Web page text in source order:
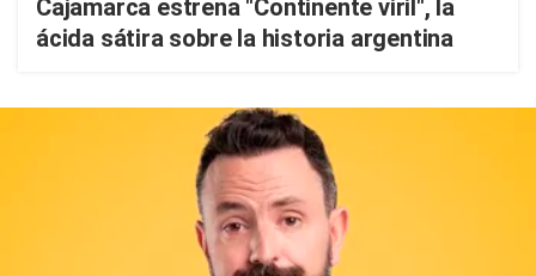
Cajamarca estrena "Continente viril", la
ácida sátira sobre la historia argentina